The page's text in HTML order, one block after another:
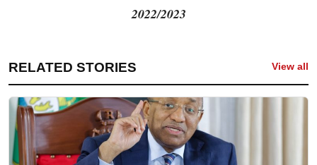
2022/2023
RELATED STORIES View all